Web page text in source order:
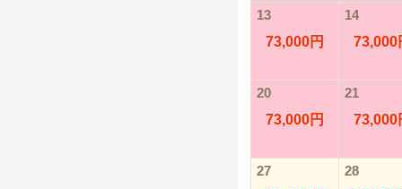
13
73,000円
14
73,000
20
73,000円
21
73,000
27
28